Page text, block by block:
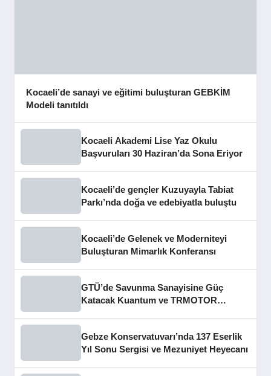
Kocaeli’de sanayi ve eğitimi buluşturan GEBKİM
Modeli tanıtıldı
Kocaeli Akademi Lise Yaz Okulu
Başvuruları 30 Haziran’da Sona Eriyor
Kocaeli’de gençler Kuzuyayla Tabiat
Parkı’nda doğa ve edebiyatla buluştu
Kocaeli’de Gelenek ve Moderniteyi
Buluşturan Mimarlık Konferansı
GTÜ’de Savunma Sanayisine Güç
Katacak Kuantum ve TRMOTOR
Gebze Konservatuvarı’nda 137 Eserlik
Yıl Sonu Sergisi ve Mezuniyet Heyecanı